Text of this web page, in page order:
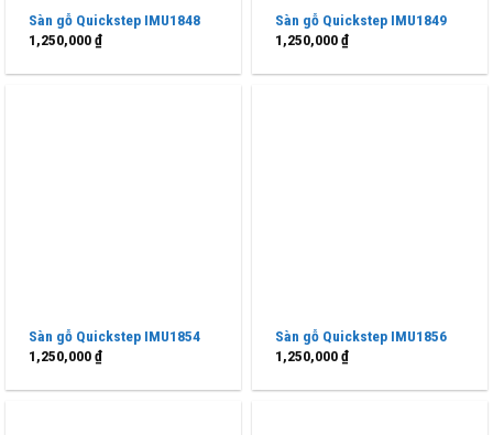
Sàn gỗ Quickstep IMU1848
1,250,000₫
Sàn gỗ Quickstep IMU1849
1,250,000₫
Sàn gỗ Quickstep IMU1854
1,250,000₫
Sàn gỗ Quickstep IMU1856
1,250,000₫